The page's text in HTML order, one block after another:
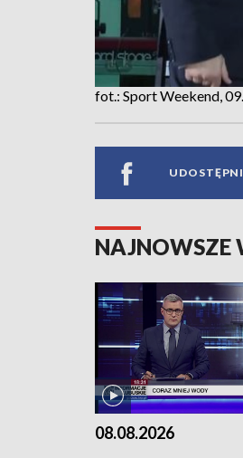
fot.: Sport Weekend,
NAJNOWSZE
08.08.2026